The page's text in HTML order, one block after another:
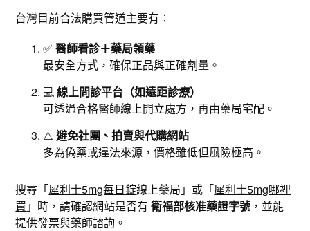
台灣目前合法購買管道主要有：
✅醫師看診＋藥局領藥
最安全方式，確保正品與正確劑量。
💻線上問診平台（如遠距診療）
可透過合格醫師線上開立處方，再由藥局宅配。
⚠️避免社團、拍賣與代購網站
多為偽藥或違法來源，價格雖低但風險極高。
搜尋「犀利士5mg每日錠線上藥局」或「犀利士5mg哪裡
買 」時，請確認網站是否有衛福部核准藥證字號，並能
提供發票與藥師諮詢。